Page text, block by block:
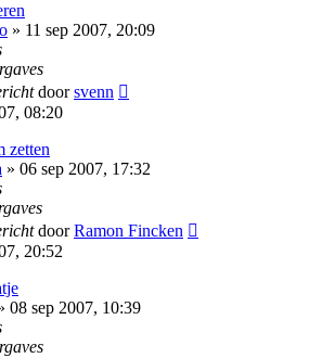
» 11 sep 2007, 20:09
doorsvenn
08:20
zetten
» 06 sep 2007, 17:32
doorRamon Fincken
20:52
08 sep 2007, 10:39